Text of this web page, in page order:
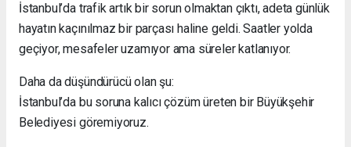
İstanbul’da trafik artık bir sorun olmaktan çıktı, adeta günlük
hayatın kaçınılmaz bir parçası haline geldi. Saatler yolda
geçiyor, mesafeler uzamıyor ama süreler katlanıyor.
Daha da düşündürücü olan şu:
İstanbul’da bu soruna kalıcı çözüm üreten bir Büyükşehir
Belediyesi göremiyoruz.